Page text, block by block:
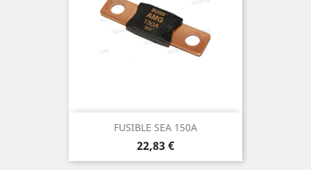
FUSIBLE SEA 150A
Prix
22,83 €